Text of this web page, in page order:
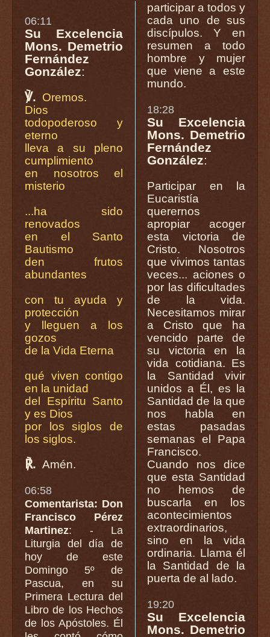
06:11
Su Excelencia
Mons. Demetrio
Fernández
González:
℣. Oremos.
Dios
todopoderoso y
eterno
lleva a su pleno
cumplimiento
en nosotros el
misterio
...ha sido
renovados
en el Santo
Bautismo
den frutos
abundantes
con tu ayuda y
protección
y lleguen a los
gozos
de la Vida Eterna
qué viven contigo
en la unidad
del Espíritu Santo
y es Dios
por los siglos de
los siglos.
℟. Amén.
06:58
Comentarista: Don
Francisco Pérez
Martinez: - La
Liturgia del día de
hoy de este
Domingo 5º de
Pascua, en su
Primera Lectura del
Libro de los Hechos
de los Apóstoles. Él
participar a todos y
cada uno de sus
discípulos. Y en
resumen a todo
hombre y mujer
que viene a este
mundo.
18:28
Su Excelencia
Mons. Demetrio
Fernández
González:
Participar en la
Eucaristía
querernos
apropiar acoger
esta victoria de
Cristo. Nosotros
que vivimos tantas
veces... aciones o
por las dificultades
de la vida.
Necesitamos mirar
a Cristo que ha
vencido parte de
su victoria en la
vida cotidiana. Es
la Santidad vivir
unidos a Él, es la
Santidad de la que
nos habla en
estas pasadas
semanas el Papa
Francisco.
Cuando nos dice
que esta Santidad
no hemos de
buscarla en los
acontecimientos
extraordinarios,
sino en la vida
ordinaria. Llama él
la Santidad de la
puerta de al lado.
19:20
Su Excelencia
Mons. Demetrio